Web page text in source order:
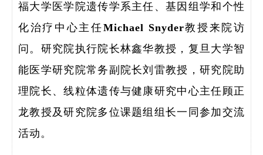
福大学医学院遗传学系主任、基因组学和个性
化治疗中心主任Michael Snyder教授来院访
问。研究院执行院长林鑫华教授，复旦大学智
能医学研究院常务副院长刘雷教授，研究院助
理院长、线粒体遗传与健康研究中心主任顾正
龙教授及研究院多位课题组组长一同参加交流
活动。